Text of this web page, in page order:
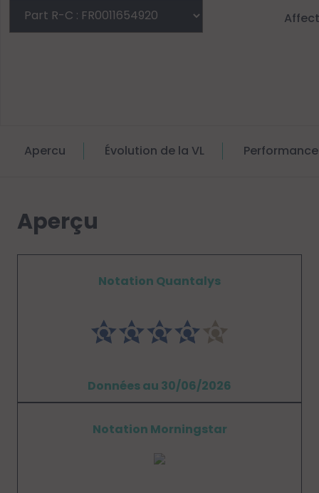
Apercu Évolution de la VL
Aperçu
Notation Quantalys
Données au 30/06/2026
Notation Morningstar